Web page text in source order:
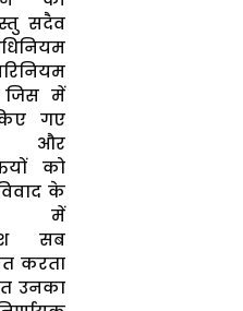
सदैव
जिस में
गए
और
को
के
में
सब
करता
उनका